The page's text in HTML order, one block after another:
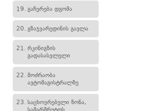
19. გაჩერება დგომა
20. გზაჯვარედინის გავლა
21. რკინიგზის
გადასასვლელი
22. მოძრაობა
ავტომაგისტრალზე
23. საცხოვრებელი ზონა,
სამარშრუტოს